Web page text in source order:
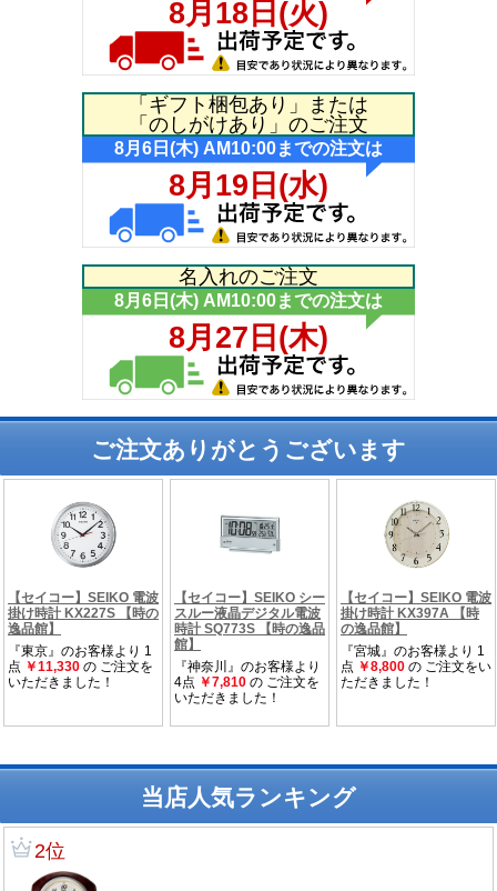
「ギフト梱包あり」または
「のしがけあり」のご注文
名入れのご注文
ご注文ありがとうございます
当店人気ランキング